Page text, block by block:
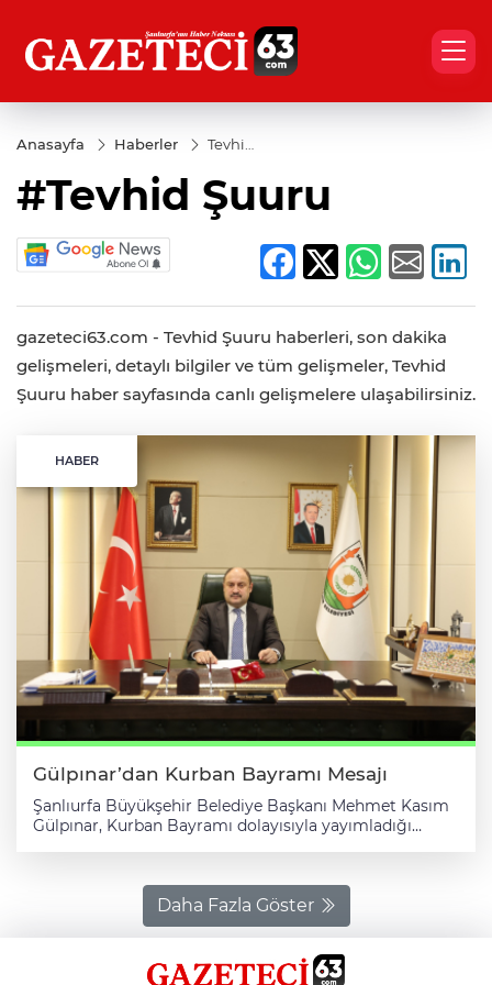
Anasayfa Haberler
Tevhid
#Tevhid Şuuru
gazeteci63.com - Tevhid Şuuru haberleri, son dakika
gelişmeleri, detaylı bilgiler ve tüm gelişmeler, Tevhid
Şuuru haber sayfasında canlı gelişmelere ulaşabilirsiniz.
HABER
Gülpınar’dan Kurban Bayramı Mesajı
Şanlıurfa Büyükşehir Belediye Başkanı Mehmet Kasım
Gülpınar, Kurban Bayramı dolayısıyla yayımladığı
coğrafyalardaki insanların unutulmaması gerektiğini
belirten Başkan Gülpınar, tüm İslam âleminin Kurban
Bayramı’nı kutladı. Şanlıurfa Büyükşehir Belediye
dolayısıyla yayımladığı mesajında, şu ifadelere yer
Daha Fazla Göster